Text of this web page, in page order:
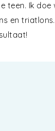
teen. Ik doe
en